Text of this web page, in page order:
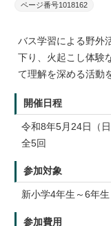
ページ番号1018162
バス学習による野外
下り、火起こし体験
て理解を深める活動
開催日程
令和8年5月24日（
全5回
参加対象
新小学4年生～6年生
参加費用